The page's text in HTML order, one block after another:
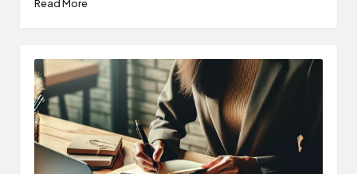
Read More